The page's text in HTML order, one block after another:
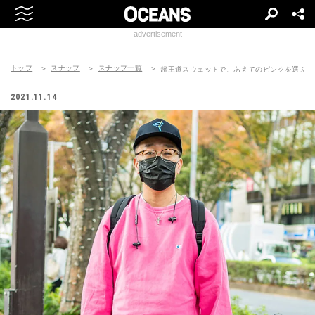
advertisement
トップ スナップ スナップ一覧 超王道スウェットで、あえてのピンクを選ぶ
2021.11.14